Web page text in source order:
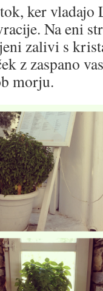
ker vladajo
Na eni
zalivi s
z zaspano
morju.